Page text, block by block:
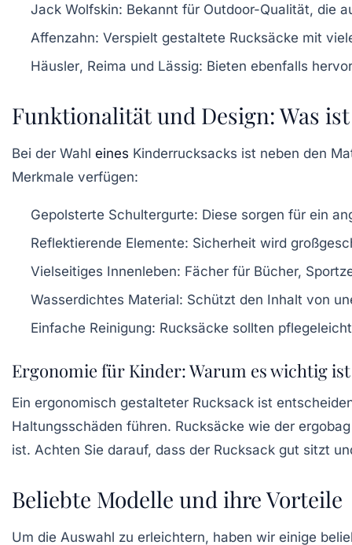
Jack Wolfskin: Bekannt für Outdoor-Qualität, die
Affenzahn: Verspielt gestaltete Rucksäcke mit
Häusler, Reima und Lässig: Bieten ebenfalls
Funktionalität und Design: Was
Bei der Wahl eines Kinderrucksacks ist neben den
Merkmale verfügen:
Gepolsterte Schultergurte: Diese sorgen für ein
Reflektierende Elemente: Sicherheit wird
Vielseitiges Innenleben: Fächer für Bücher,
Wasserdichtes Material: Schützt den Inhalt von
Einfache Reinigung: Rucksäcke sollten
Ergonomie für Kinder: Warum es wichtig ist
Ein ergonomisch gestalteter Rucksack ist
Haltungsschäden führen. Rucksäcke wie der ergobag
ist. Achten Sie darauf, dass der Rucksack gut sitzt
Beliebte Modelle und ihre Vorteile
Um die Auswahl zu erleichtern, haben wir einige